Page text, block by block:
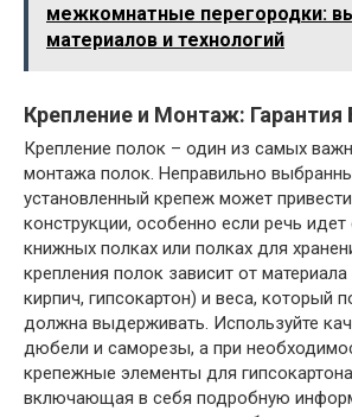
межкомнатные перегородки:
материалов и технологий
Крепление и Монтаж: Гарантия
Крепление полок – один из самых
монтажа полок. Неправильно
установленный крепеж может
конструкции, особенно если речь
книжных полках или полках для
крепления полок зависит от
кирпич, гипсокартон) и веса, который
должна выдерживать. Используйте
дюбели и саморезы, а при
крепежные элементы для
включающая в себя подробную